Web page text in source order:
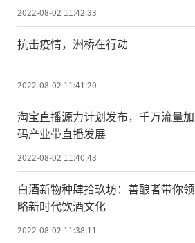
2022-08-02 11:42:33
抗击疫情，洲桥在行动
2022-08-02 11:41:20
淘宝直播源力计划发布，千万流量加
码产业带直播发展
2022-08-02 11:40:43
白酒新物种肆拾玖坊：善酿者带你领
略新时代饮酒文化
2022-08-02 11:38:11